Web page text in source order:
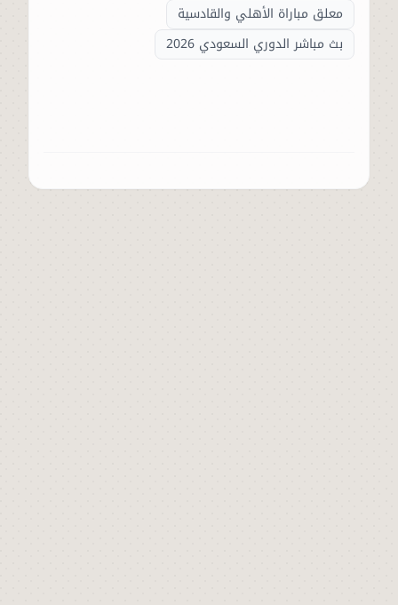
معلق مباراة الأهلي والقادسية
بث مباشر الدوري السعودي 2026